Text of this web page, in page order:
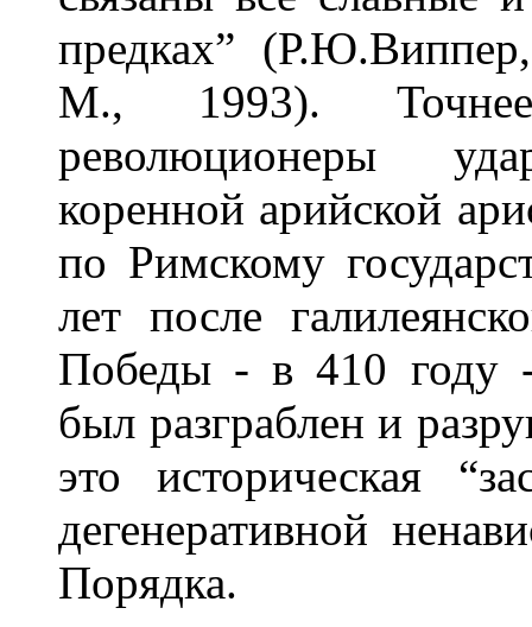
предках”
М., 1993). Точнее
революционеры
коренной арийской
по Римскому
лет после
Победы - в 410 году
был разграблен и
это историческая
дегенеративной
Порядка.